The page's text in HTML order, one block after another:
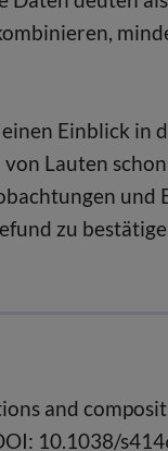
Einblick
Lauten
zu
and
10.1038/